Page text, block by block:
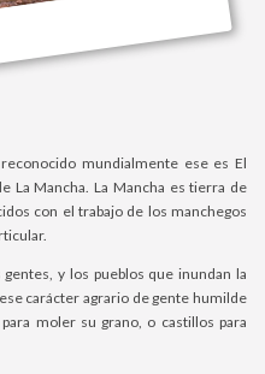
mundialmente ese es El
La Mancha. La Mancha es tierra de
con el trabajo de los manchegos
y los pueblos que inundan la
carácter agrario de gente humilde
moler su grano, o castillos para